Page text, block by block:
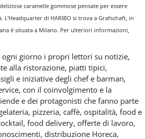
caramelle gommose pensate per essere
L’Headquarter di HARIBO si trova a Grafschaft, in
è situata a Milano. Per ulteriori informazioni,
giorno i propri lettori su notizie,
alla ristorazione, piatti tipici,
e iniziative degli chef e barman,
con il coinvolgimento e la
e dei protagonisti che fanno parte
pizzeria, caffè, ospitalità, food e
food delivery, offerte di lavoro,
distribuzione Horeca,